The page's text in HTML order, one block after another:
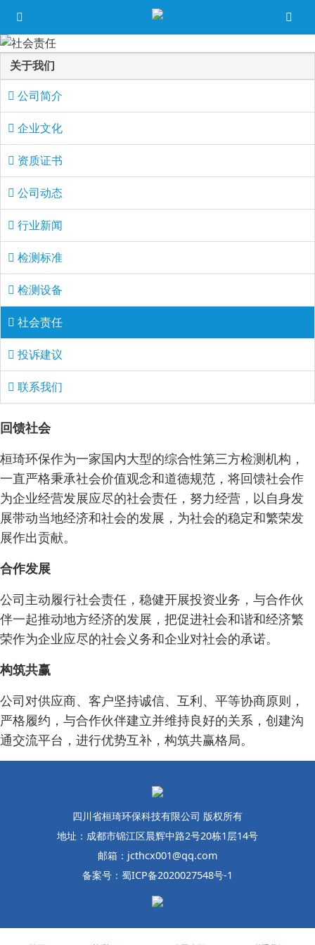
关于我们
公司简介
企业文化
资质证书
公司动态
行业新闻
检测标准
检测设备
社会责任
投诉建议
联系我们
回馈社会
桓琦环保作为一家国内大型的综合性第三方检测机构，
一直严格秉承社会价值观念和道德规范，将回馈社会作
为企业经营发展应尽的社会责任，努力经营，以自身发
展带动当地经济和社会的发展，为社会的稳定和繁荣发
展作出贡献。
合作发展
公司主动履行社会责任，稳健开展投资业务，与合作伙
伴一起推动地方经济的发展，把促进社会和谐和经济繁
荣作为企业应尽的社会义务和企业对社会的承诺。
构筑共赢
公司对供应商、客户坚持诚信、互利、平等协商原则，
严格履约，与合作伙伴建立并维持良好的关系，创建沟
通交流平台，进行优势互补，构筑共赢格局。
四川省桓琦环保科技有限公司 版权所有
地址：成都市锦江区晨辉中路2号20栋1层14号
邮箱：jcthcx001@qq.com
备案号：蜀ICP备2020027548号-1